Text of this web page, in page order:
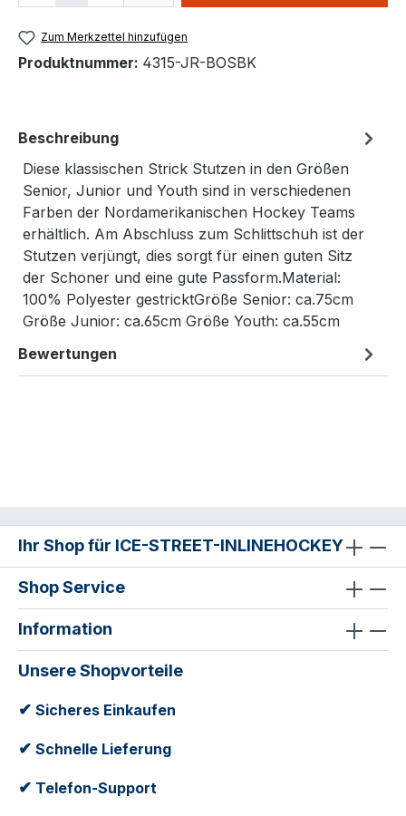
Zum Merkzettel hinzufügen
Produktnummer: 4315-JR-BOSBK
Beschreibung
Diese klassischen Strick Stutzen in den Größen
Senior, Junior und Youth sind in verschiedenen
Farben der Nordamerikanischen Hockey Teams
erhältlich. Am Abschluss zum Schlittschuh ist der
Stutzen verjüngt, dies sorgt für einen guten Sitz
der Schoner und eine gute Passform.Material:
100% Polyester gestricktGröße Senior: ca.75cm
Größe Junior: ca.65cm Größe Youth: ca.55cm
Bewertungen
Ihr Shop für ICE-STREET-INLINEHOCKEY
Shop Service
Information
Unsere Shopvorteile
✔ Sicheres Einkaufen
✔ Schnelle Lieferung
✔ Telefon-Support